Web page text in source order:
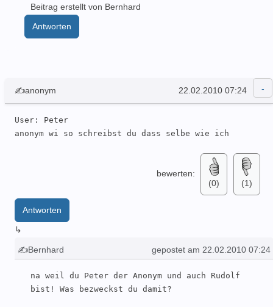
Beitrag erstellt von Bernhard
Antworten
✍anonym 22.02.2010 07:24
User: Peter
anonym wi so schreibst du dass selbe wie ich
bewerten:
(0)
(1)
Antworten
↳
✍Bernhard gepostet am 22.02.2010 07:24
na weil du Peter der Anonym und auch Rudolf
bist! Was bezweckst du damit?